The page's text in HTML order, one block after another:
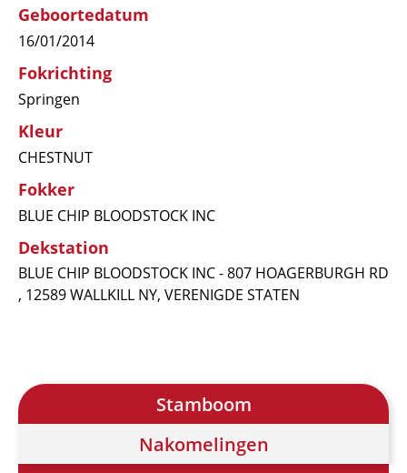
Geboortedatum
16/01/2014
Fokrichting
Springen
Kleur
CHESTNUT
Fokker
BLUE CHIP BLOODSTOCK INC
Dekstation
BLUE CHIP BLOODSTOCK INC - 807 HOAGERBURGH RD
, 12589 WALLKILL NY, VERENIGDE STATEN
Stamboom
Nakomelingen